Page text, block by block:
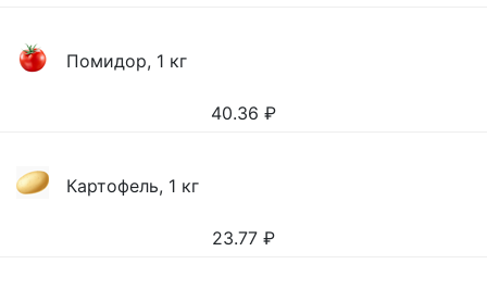
Помидор, 1 кг
40.36 ₽
Картофель, 1 кг
23.77 ₽